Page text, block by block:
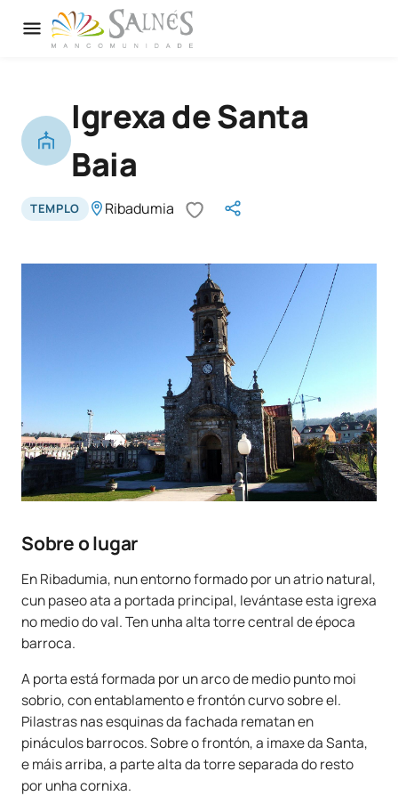
Igrexa de Santa
Baia
TEMPLO Ribadumia
Sobre o lugar
En Ribadumia, nun entorno formado por un atrio natural,
cun paseo ata a portada principal, levántase esta igrexa
no medio do val. Ten unha alta torre central de época
barroca.
A porta está formada por un arco de medio punto moi
sobrio, con entablamento e frontón curvo sobre el.
Pilastras nas esquinas da fachada rematan en
pináculos barrocos. Sobre o frontón, a imaxe da Santa,
e máis arriba, a parte alta da torre separada do resto
por unha cornixa.